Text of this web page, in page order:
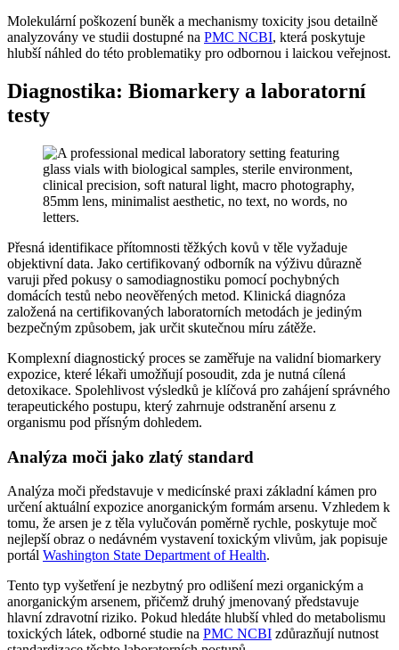
Molekulární poškození buněk a mechanismy toxicity jsou detailně
analyzovány ve studii dostupné na PMC NCBI, která poskytuje
hlubší náhled do této problematiky pro odbornou i laickou veřejnost.
Diagnostika: Biomarkery a laboratorní
testy
Přesná identifikace přítomnosti těžkých kovů v těle vyžaduje
objektivní data. Jako certifikovaný odborník na výživu důrazně
varuji před pokusy o samodiagnostiku pomocí pochybných
domácích testů nebo neověřených metod. Klinická diagnóza
založená na certifikovaných laboratorních metodách je jediným
bezpečným způsobem, jak určit skutečnou míru zátěže.
Komplexní diagnostický proces se zaměřuje na validní biomarkery
expozice, které lékaři umožňují posoudit, zda je nutná cílená
detoxikace. Spolehlivost výsledků je klíčová pro zahájení správného
terapeutického postupu, který zahrnuje odstranění arsenu z
organismu pod přísným dohledem.
Analýza moči jako zlatý standard
Analýza moči představuje v medicínské praxi základní kámen pro
určení aktuální expozice anorganickým formám arsenu. Vzhledem k
tomu, že arsen je z těla vylučován poměrně rychle, poskytuje moč
nejlepší obraz o nedávném vystavení toxickým vlivům, jak popisuje
portál Washington State Department of Health.
Tento typ vyšetření je nezbytný pro odlišení mezi organickým a
anorganickým arsenem, přičemž druhý jmenovaný představuje
hlavní zdravotní riziko. Pokud hledáte hlubší vhled do metabolismu
toxických látek, odborné studie na PMC NCBI zdůrazňují nutnost